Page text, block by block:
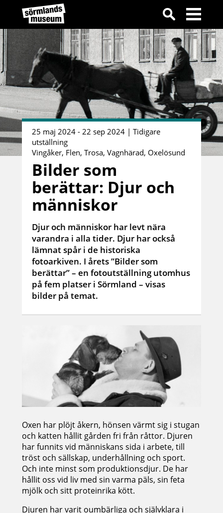
25 maj 2024 - 22 sep 2024 | Tidigare
utställning
Vingåker, Flen, Trosa, Vagnhärad, Oxelösund
Bilder som
berättar: Djur och
människor
Djur och människor har levt nära
varandra i alla tider. Djur har också
lämnat spår i de historiska
fotoarkiven. I årets ”Bilder som
berättar” – en fotoutställning utomhus
på fem platser i Sörmland – visas
bilder på temat.
Oxen har plöjt åkern, hönsen värmt sig i stugan
och katten hållit gården fri från råttor. Djuren
har funnits vid människans sida i arbete, till
tröst och sällskap, underhållning och sport.
Och inte minst som produktionsdjur. De har
hållit oss vid liv med sin varma päls, sin feta
mjölk och sitt proteinrika kött.
Djuren har varit oumbärliga och självklara i